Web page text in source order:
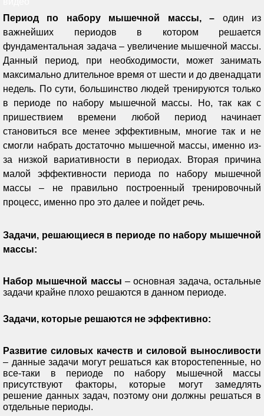
Период по набору мышечной массы, – один из
важнейших периодов в котором решается
фундаментальная задача – увеличение мышечной массы.
Данный период, при необходимости, может занимать
максимально длительное время от шести и до двенадцати
недель. По сути, большинство людей тренируются только
в периоде по набору мышечной массы. Но, так как с
пришествием времени любой период начинает
становиться все менее эффективным, многие так и не
смогли набрать достаточно мышечной массы, именно из-
за низкой вариативности в периодах. Вторая причина
малой эффективности периода по набору мышечной
массы – не правильно построенный тренировочный
процесс, именно про это далее и пойдет речь.
Задачи, решающиеся в периоде по набору мышечной
массы:
Набор мышечной массы – основная задача, остальные
задачи крайне плохо решаются в данном периоде.
Задачи, которые решаются не эффективно:
Развитие силовых качеств и силовой выносливости
– данные задачи могут решаться как второстепенные, но
все-таки в периоде по набору мышечной массы
присутствуют факторы, которые могут замедлять
решение данных задач, поэтому они должны решаться в
отдельные периоды.